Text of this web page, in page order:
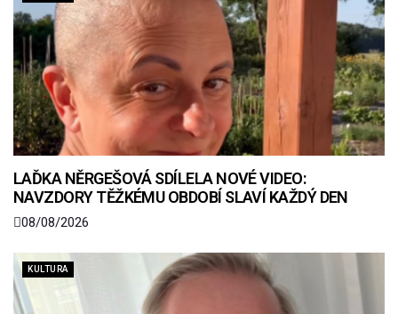
LAĎKA NĚRGEŠOVÁ SDÍLELA NOVÉ VIDEO:
NAVZDORY TĚŽKÉMU OBDOBÍ SLAVÍ KAŽDÝ DEN
08/08/2026
KULTURA